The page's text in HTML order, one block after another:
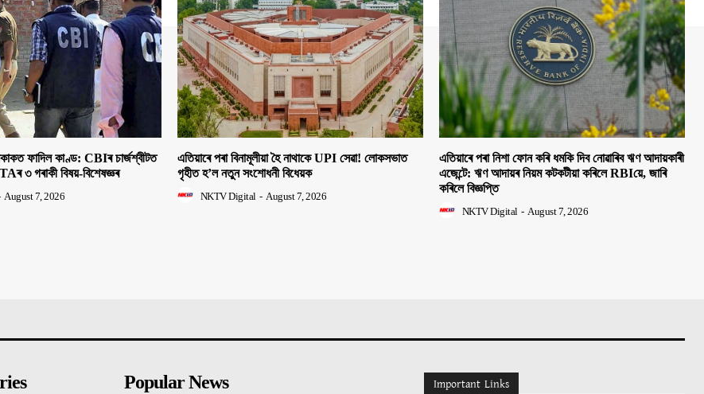
ফাদিল কাণ্ড: CBIৰ চাৰ্জশ্বীটত
৩ গৰাকী বিষয়-বিশেষজ্ঞৰ
August 7, 2026
এতিয়াৰে পৰা বিনামূলীয়া হৈ নাথাকে UPI সেৱা! লোকসভাত
গৃহীত হ’ল নতুন সংশোধনী বিধেয়ক
NKTV Digital - August 7, 2026
এতিয়াৰে পৰা নিশা ফোন কৰি ধমকি দিব নোৱাৰিব ঋণ আদায়কাৰী
এজেন্টে: ঋণ আদায়ৰ নিয়ম কটকটীয়া কৰিলে RBIয়ে, জাৰি
কৰিলে বিজ্ঞপ্তি
NKTV Digital - August 7, 2026
Popular News
Important Links